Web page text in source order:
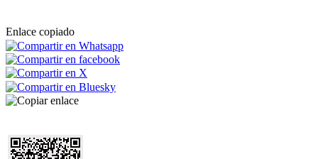
Enlace copiado